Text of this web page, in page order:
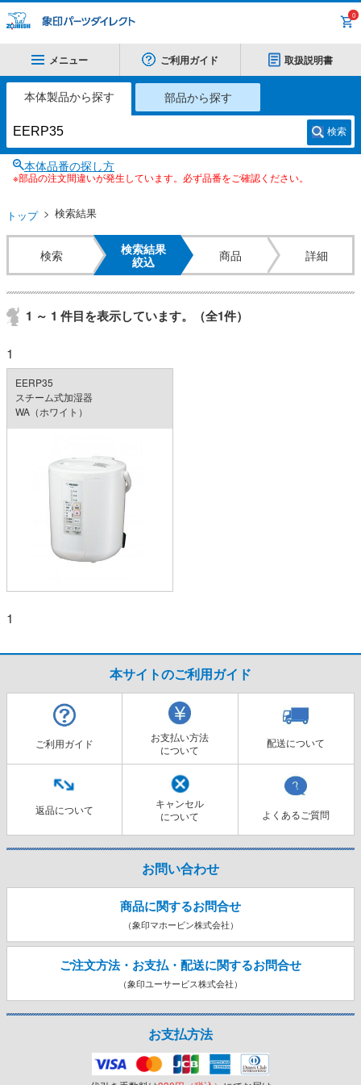
0
メニュー ご利用ガイド 取扱説明書
本体製品から探す 部品から探す
検索
本体品番の探し方
※部品の注文間違いが発生しています。必ず品番をご確認ください。
トップ 検索結果
検索
検索結果
絞込
商品 詳細
1 ～ 1 件目を表示しています。（全1件）
1
EERP35
スチーム式加湿器
WA（ホワイト）
1
本サイトのご利用ガイド
ご利用ガイド
お支払い方法
について
配送について
返品について
キャンセル
について
よくあるご質問
お問い合わせ
商品に関するお問合せ
（象印マホービン株式会社）
ご注文方法・お支払・配送に関するお問合せ
（象印ユーサービス株式会社）
お支払方法